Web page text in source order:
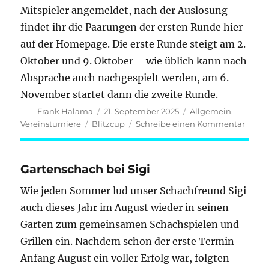
Mitspieler angemeldet, nach der Auslosung
findet ihr die Paarungen der ersten Runde hier
auf der Homepage. Die erste Runde steigt am 2.
Oktober und 9. Oktober – wie üblich kann nach
Absprache auch nachgespielt werden, am 6.
November startet dann die zweite Runde.
Autor
Frank Halama
Veröffentlicht
am
21. September 2025 Kategorien
Allgemein,
Vereinsturniere
Schlagwörter
Blitzcup Schreibe einen Kommentarzu
Gartenschach bei Sigi
Wie jeden Sommer lud unser Schachfreund Sigi
auch dieses Jahr im August wieder in seinen
Garten zum gemeinsamen Schachspielen und
Grillen ein. Nachdem schon der erste Termin
Anfang August ein voller Erfolg war, folgten